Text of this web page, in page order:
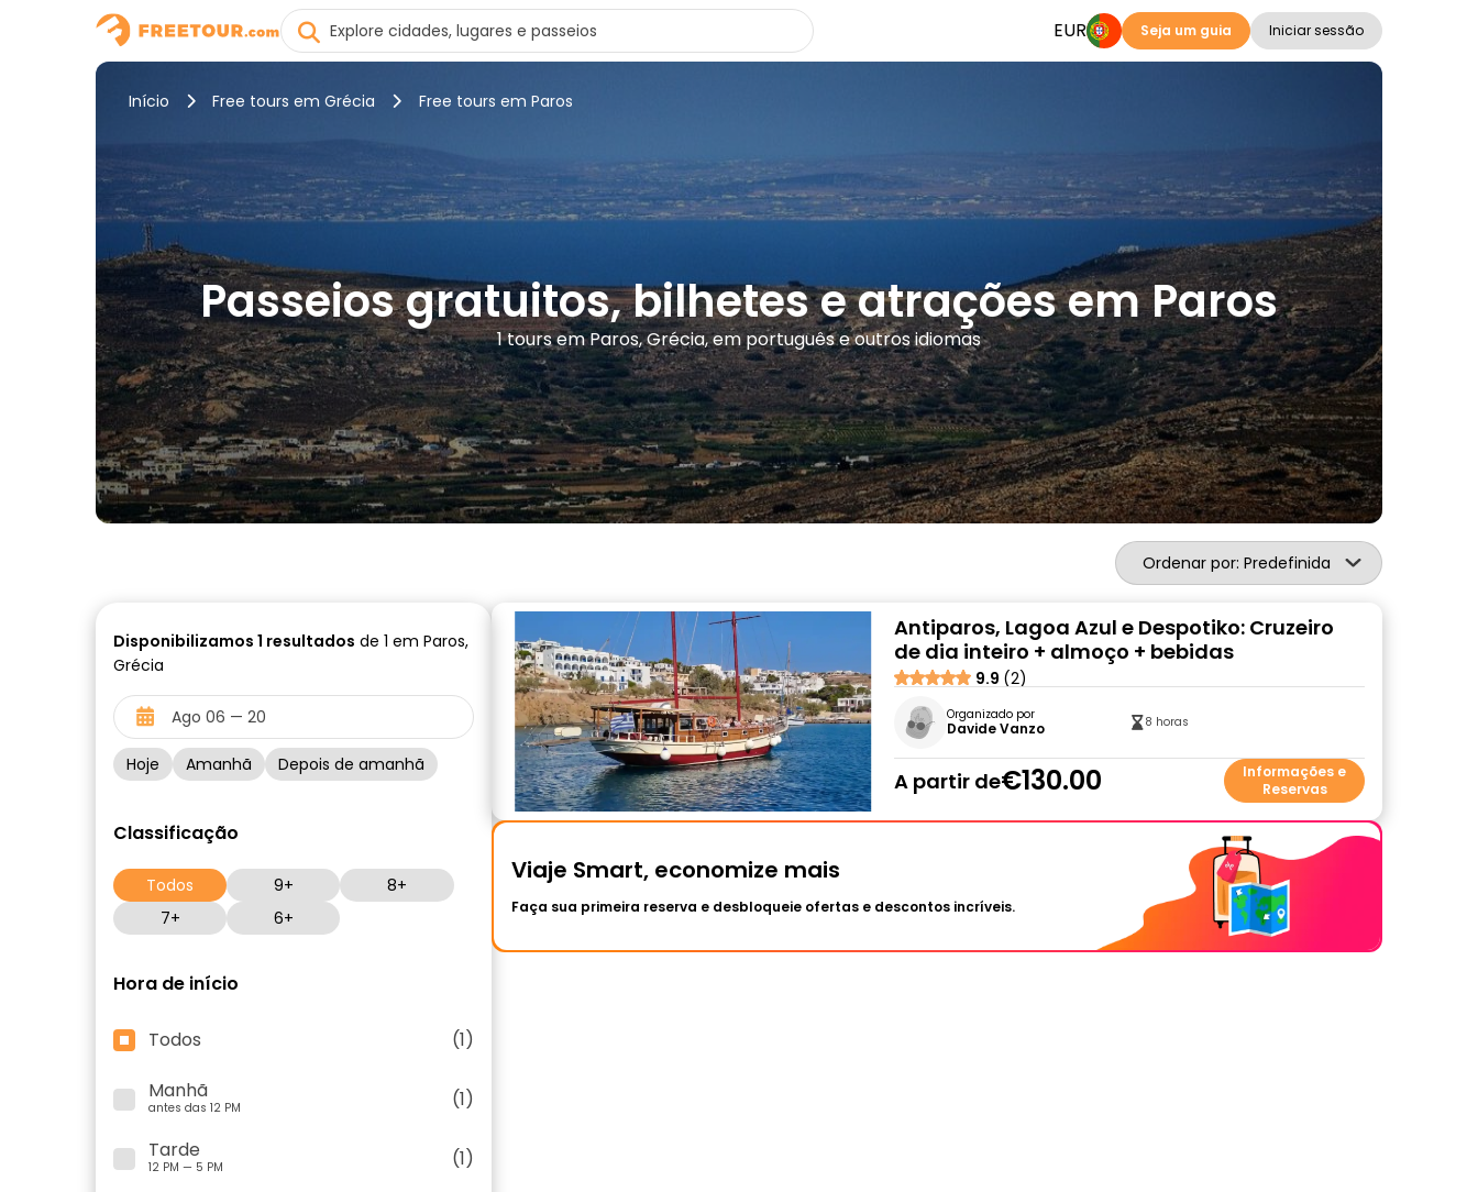
EUR Seja um guia Iniciar sessão
Início Free tours em Grécia Free tours em Paros
Passeios gratuitos, bilhetes e atrações em Paros
1 tours em Paros, Grécia, em português e outros idiomas
Ordenar por: Predefinida
Disponibilizamos 1 resultados de 1 em Paros,
Grécia
Hoje Amanhã Depois de amanhã
Classificação
Todos 9+
8+
7+
6+
Hora de início
Todos
(1)
Manhã
antes das 12 PM
(1)
Tarde
12 PM — 5 PM
(1)
Antiparos, Lagoa Azul e Despotiko: Cruzeiro
de dia inteiro + almoço + bebidas
9.9 (2)
Organizado por
Davide Vanzo 8 horas
A partir de€130.00
Informações e
Reservas
Viaje Smart, economize mais
Faça sua primeira reserva e desbloqueie ofertas e descontos incríveis.